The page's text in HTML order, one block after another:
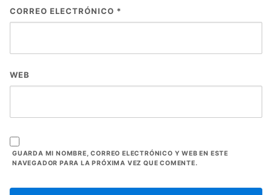
CORREO ELECTRÓNICO *
WEB
GUARDA MI NOMBRE, CORREO ELECTRÓNICO Y WEB EN ESTE
NAVEGADOR PARA LA PRÓXIMA VEZ QUE COMENTE.